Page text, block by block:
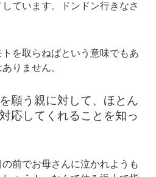
ています。ドンドン行きなさ
を取らねばという意味でもあ
りません。
願う親に対して、ほとん
応してくれることを知っ
前でお母さんに泣かれようも